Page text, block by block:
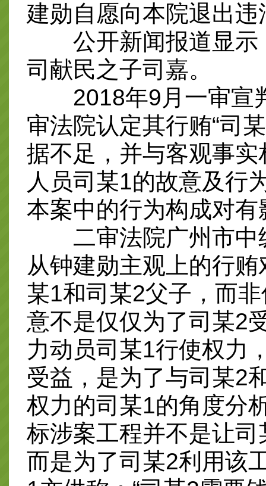
建勋自愿向本院退出
公开新闻报道显示
司献民之子司嘉。
2018年9月一审宣
审法院认定其行贿“司
据不足，并与客观事
人员司某1的故意及行
本案中的行为构成对
二审法院广州市中
从钟建勋主观上的行
某1和司某2父子，而
意不是仅仅为了司某2
力动员司某1行使权力
受益，是为了与司某2
权力的司某1的角度分
标涉案工程并不是让
而是为了司某2利用该